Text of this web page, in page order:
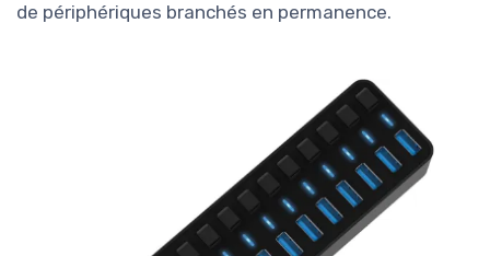
de périphériques branchés en permanence.